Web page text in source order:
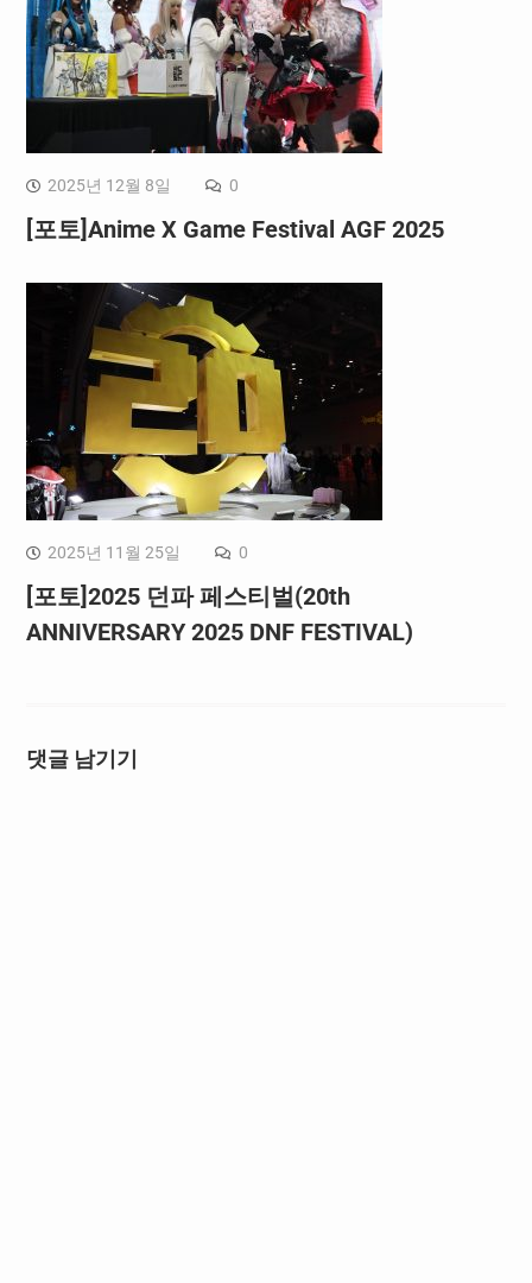
2025년 12월 8일 0
[포토]Anime X Game Festival AGF 2025
2025년 11월 25일 0
[포토]2025 던파 페스티벌(20th
ANNIVERSARY 2025 DNF FESTIVAL)
댓글 남기기